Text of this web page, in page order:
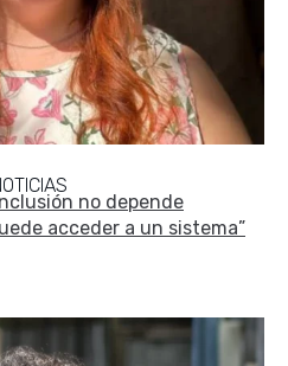
no depende
acceder a un sistema”